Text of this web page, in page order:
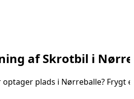
af Skrotbil i
plads i Nørreballe?